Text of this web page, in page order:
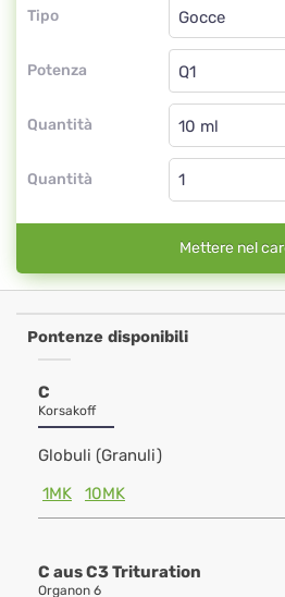
Tipo
Potenza
Gocce
Q1
Quantità
Gocce
Quantità
Mettere nel
Pontenze disponibili
C
Korsakoff
Globuli (Granuli)
1MK
10MK
C aus C3 Trituration
Organon 6